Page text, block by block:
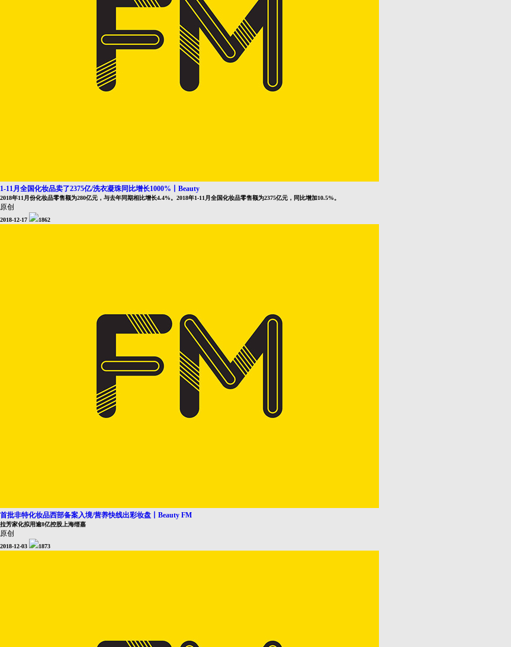
1-11月全国化妆品卖了2375亿/洗衣凝珠同比增长1000%丨Beauty
2018年11月份化妆品零售额为280亿元，与去年同期相比增长4.4%。2018年1-11月全国化妆品零售额为2375亿元，同比增加10.5%。
原创
2018-12-17 1862
首批非特化妆品西部备案入境/营养快线出彩妆盘丨Beauty FM
拉芳家化拟用逾8亿控股上海缙嘉
原创
2018-12-03 1873